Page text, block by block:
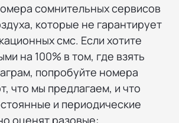
сомнительных сервисов
которые не гарантирует
смс. Если хотите
на 100% в том, где взять
попробуйте номера
что мы предлагаем, и что
и периодические
оценят разовые: